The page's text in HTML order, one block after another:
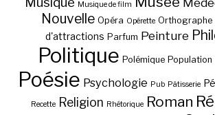
Musique de film
Nouvelle Opéra Opérette Orthographe
d'attractions Parfum Peinture
Politique Polémique Population
Poésie Psychologie Pub Pâtisserie
Recette Religion Rhétorique Roman